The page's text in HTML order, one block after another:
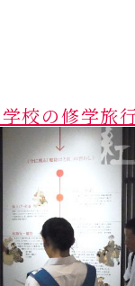
校の修学旅